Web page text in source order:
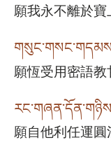
願我永不離於寶
願恆受用密語教
願自他利任運圓